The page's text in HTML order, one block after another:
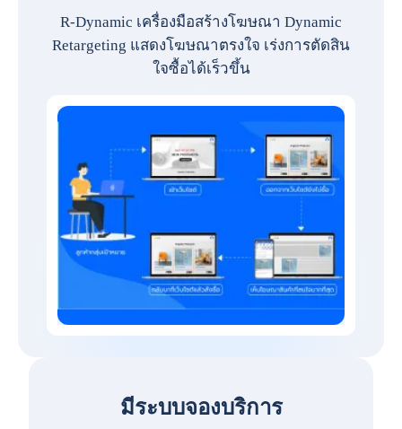
R-Dynamic เครื่องมือสร้างโฆษณา Dynamic
Retargeting แสดงโฆษณาตรงใจ เร่งการตัดสิน
ใจซื้อได้เร็วขึ้น
มีระบบจองบริการ